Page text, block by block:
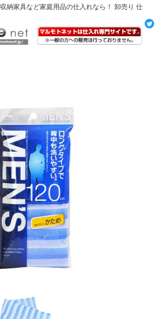
納家具など家庭用品の仕入れなら！ 卸売り 仕